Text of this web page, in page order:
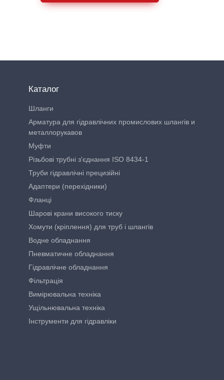
Каталог
Шланги
Арматура для гідравлічних промислових шлангів и
металлорукавов
Муфти
Різьбові трубні з'єднання ISO 8434-1
Труби гідравлічні прецизійні
Адаптери (перехідники)
Фланці
Шарові крани високого тиску
Хомути (кріплення) для труб і шлангів
Водне обладнання
Пневматичне обладнання
Гідравлічне обладнання
Фільтрація
Вимірювальна техніка
Ущільнювальна техніка
Інструменти для гідравліки